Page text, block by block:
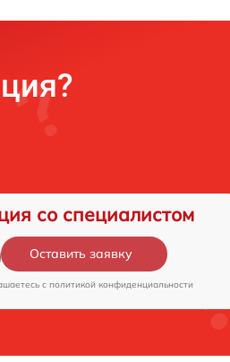
со специалистом
Оставить заявку
c политикой конфиденциальности